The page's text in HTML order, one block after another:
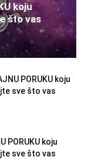
koju
što vas
PORUKU koju
sve što vas
PORUKU koju
sve što vas